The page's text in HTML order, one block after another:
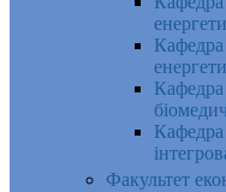
Кафедра
Кафедра
Кафедра
Факультет